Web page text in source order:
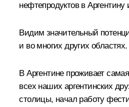
нефтепродуктов в
Видим значительный
и во многих других областях.
В Аргентине проживает
всех наших аргентинских
столицы, начал работу